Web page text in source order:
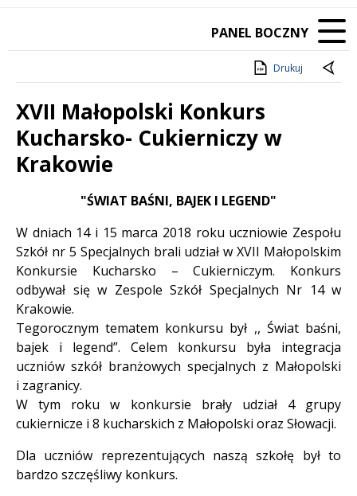
PANEL BOCZNY
Drukuj
XVII Małopolski Konkurs
Kucharsko- Cukierniczy w
Krakowie
"ŚWIAT BAŚNI, BAJEK I LEGEND"
W dniach 14 i 15 marca 2018 roku uczniowie Zespołu
Szkół nr 5 Specjalnych brali udział w XVII Małopolskim
Konkursie Kucharsko – Cukierniczym. Konkurs
odbywał się w Zespole Szkół Specjalnych Nr 14 w
Krakowie.
Tegorocznym tematem konkursu był ,, Świat baśni,
bajek i legend”. Celem konkursu była integracja
uczniów szkół branżowych specjalnych z Małopolski
i zagranicy.
W tym roku w konkursie brały udział 4 grupy
cukiernicze i 8 kucharskich z Małopolski oraz Słowacji.
Dla uczniów reprezentujących naszą szkołę był to
bardzo szczęśliwy konkurs.